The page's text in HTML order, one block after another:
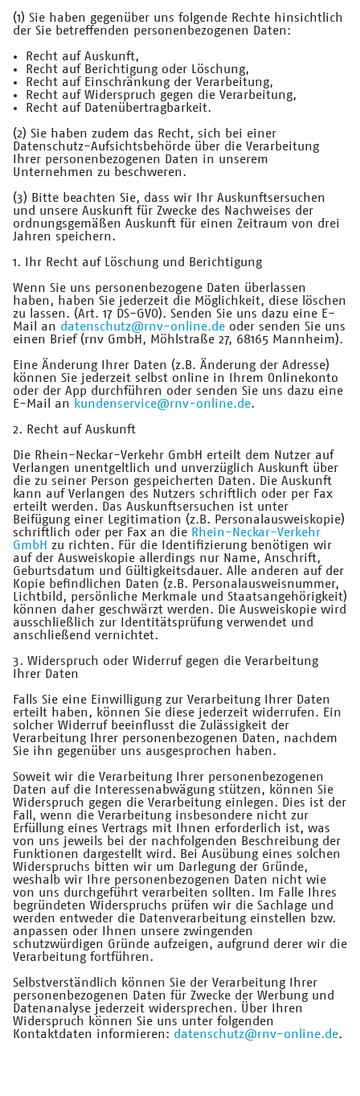
(1) Sie haben gegenüber uns folgende Rechte hinsichtlich
der Sie betreffenden personenbezogenen Daten:
Recht auf Auskunft,
Recht auf Berichtigung oder Löschung,
Recht auf Einschränkung der Verarbeitung,
Recht auf Widerspruch gegen die Verarbeitung,
Recht auf Datenübertragbarkeit.
(2) Sie haben zudem das Recht, sich bei einer
Datenschutz-Aufsichtsbehörde über die Verarbeitung
Ihrer personenbezogenen Daten in unserem
Unternehmen zu beschweren.
(3) Bitte beachten Sie, dass wir Ihr Auskunftsersuchen
und unsere Auskunft für Zwecke des Nachweises der
ordnungsgemäßen Auskunft für einen Zeitraum von drei
Jahren speichern.
1. Ihr Recht auf Löschung und Berichtigung
Wenn Sie uns personenbezogene Daten überlassen
haben, haben Sie jederzeit die Möglichkeit, diese löschen
zu lassen. (Art. 17 DS-GVO). Senden Sie uns dazu eine E-
Mail an datenschutz@rnv-online.de oder senden Sie uns
einen Brief (rnv GmbH, Möhlstraße 27, 68165 Mannheim).
Eine Änderung Ihrer Daten (z.B. Änderung der Adresse)
können Sie jederzeit selbst online in Ihrem Onlinekonto
oder der App durchführen oder senden Sie uns dazu eine
E-Mail an kundenservice@rnv-online.de.
2. Recht auf Auskunft
Die Rhein-Neckar-Verkehr GmbH erteilt dem Nutzer auf
Verlangen unentgeltlich und unverzüglich Auskunft über
die zu seiner Person gespeicherten Daten. Die Auskunft
kann auf Verlangen des Nutzers schriftlich oder per Fax
erteilt werden. Das Auskunftsersuchen ist unter
Beifügung einer Legitimation (z.B. Personalausweiskopie)
schriftlich oder per Fax an die Rhein-Neckar-Verkehr
GmbH zu richten. Für die Identifizierung benötigen wir
auf der Ausweiskopie allerdings nur Name, Anschrift,
Geburtsdatum und Gültigkeitsdauer. Alle anderen auf der
Kopie befindlichen Daten (z.B. Personalausweisnummer,
Lichtbild, persönliche Merkmale und Staatsangehörigkeit)
können daher geschwärzt werden. Die Ausweiskopie wird
ausschließlich zur Identitätsprüfung verwendet und
anschließend vernichtet.
3. Widerspruch oder Widerruf gegen die Verarbeitung
Ihrer Daten
Falls Sie eine Einwilligung zur Verarbeitung Ihrer Daten
erteilt haben, können Sie diese jederzeit widerrufen. Ein
solcher Widerruf beeinflusst die Zulässigkeit der
Verarbeitung Ihrer personenbezogenen Daten, nachdem
Sie ihn gegenüber uns ausgesprochen haben.
Soweit wir die Verarbeitung Ihrer personenbezogenen
Daten auf die Interessenabwägung stützen, können Sie
Widerspruch gegen die Verarbeitung einlegen. Dies ist der
Fall, wenn die Verarbeitung insbesondere nicht zur
Erfüllung eines Vertrags mit Ihnen erforderlich ist, was
von uns jeweils bei der nachfolgenden Beschreibung der
Funktionen dargestellt wird. Bei Ausübung eines solchen
Widerspruchs bitten wir um Darlegung der Gründe,
weshalb wir Ihre personenbezogenen Daten nicht wie
von uns durchgeführt verarbeiten sollten. Im Falle Ihres
begründeten Widerspruchs prüfen wir die Sachlage und
werden entweder die Datenverarbeitung einstellen bzw.
anpassen oder Ihnen unsere zwingenden
schutzwürdigen Gründe aufzeigen, aufgrund derer wir die
Verarbeitung fortführen.
Selbstverständlich können Sie der Verarbeitung Ihrer
personenbezogenen Daten für Zwecke der Werbung und
Datenanalyse jederzeit widersprechen. Über Ihren
Widerspruch können Sie uns unter folgenden
Kontaktdaten informieren: datenschutz@rnv-online.de.